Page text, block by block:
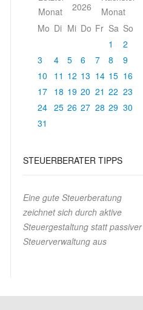
2026
Mo Di Mi Do Fr Sa So
1
2
3
4 5 6 7 8
9
10
11 12 13 14 15 16
17
18 19 20 21 22 23
24 25 26 27 28 29 30
31
STEUERBERATER TIPPS
Eine gute Steuerberatung
zeichnet sich durch aktive
Steuergestaltung statt passiver
Steuerverwaltung aus